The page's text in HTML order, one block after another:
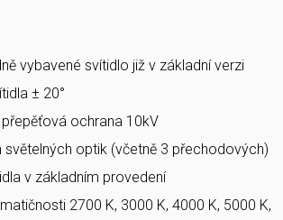
vybavené svítidlo již v základní verzi
± 20°
ochrana 10kV
světelných optik (včetně 3 přechodových)
v základním provedení
2700 K, 3000 K, 4000 K, 5000 K,